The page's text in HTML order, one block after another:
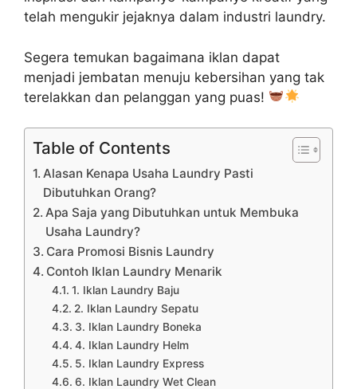
telah mengukir jejaknya dalam industri laundry.
Segera temukan bagaimana iklan dapat
menjadi jembatan menuju kebersihan yang tak
terelakkan dan pelanggan yang puas!
Table of Contents
Alasan Kenapa Usaha Laundry Pasti
Dibutuhkan Orang?
Apa Saja yang Dibutuhkan untuk Membuka
Usaha Laundry?
Cara Promosi Bisnis Laundry
Contoh Iklan Laundry Menarik
1. Iklan Laundry Baju
2. Iklan Laundry Sepatu
3. Iklan Laundry Boneka
4. Iklan Laundry Helm
5. Iklan Laundry Express
6. Iklan Laundry Wet Clean